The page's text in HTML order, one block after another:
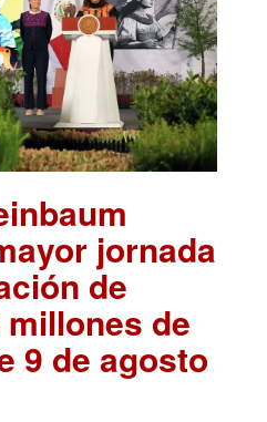
jornada
de
de
9 de agosto